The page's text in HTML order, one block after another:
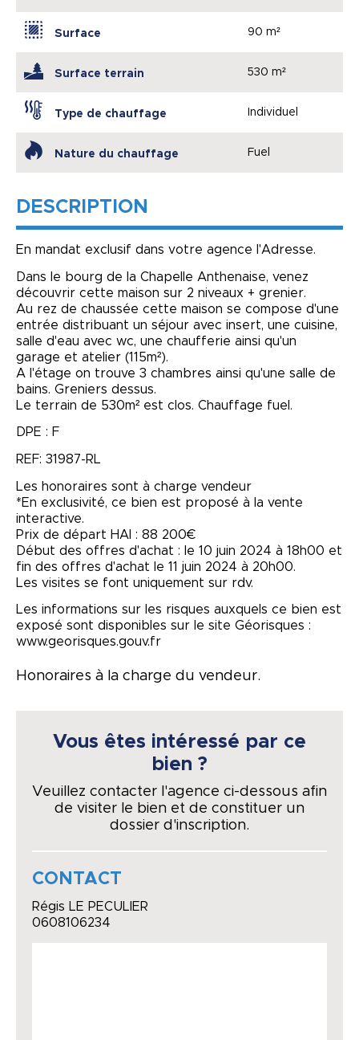
Surface 90 m²
Surface terrain 530 m²
Type de chauffage Individuel
Nature du chauffage Fuel
DESCRIPTION
En mandat exclusif dans votre agence l'Adresse.
Dans le bourg de la Chapelle Anthenaise, venez
découvrir cette maison sur 2 niveaux + grenier.
Au rez de chaussée cette maison se compose d'une
entrée distribuant un séjour avec insert, une cuisine,
salle d'eau avec wc, une chaufferie ainsi qu'un
garage et atelier (115m²).
A l'étage on trouve 3 chambres ainsi qu'une salle de
bains. Greniers dessus.
Le terrain de 530m² est clos. Chauffage fuel.
DPE : F
REF: 31987-RL
Les honoraires sont à charge vendeur
*En exclusivité, ce bien est proposé à la vente
interactive.
Prix de départ HAI : 88 200€
Début des offres d'achat : le 10 juin 2024 à 18h00 et
fin des offres d'achat le 11 juin 2024 à 20h00.
Les visites se font uniquement sur rdv.
Les informations sur les risques auxquels ce bien est
exposé sont disponibles sur le site Géorisques :
www.georisques.gouv.fr
Honoraires à la charge du vendeur.
Vous êtes intéressé par ce
bien ?
Veuillez contacter l'agence ci-dessous afin
de visiter le bien et de constituer un
dossier d'inscription.
CONTACT
Régis LE PECULIER
0608106234